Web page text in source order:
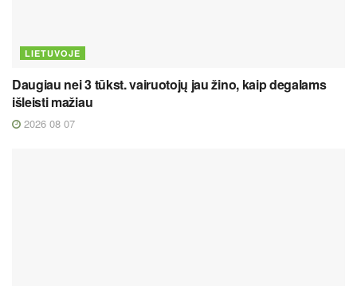
LIETUVOJE
Daugiau nei 3 tūkst. vairuotojų jau žino, kaip degalams
išleisti mažiau
2026 08 07